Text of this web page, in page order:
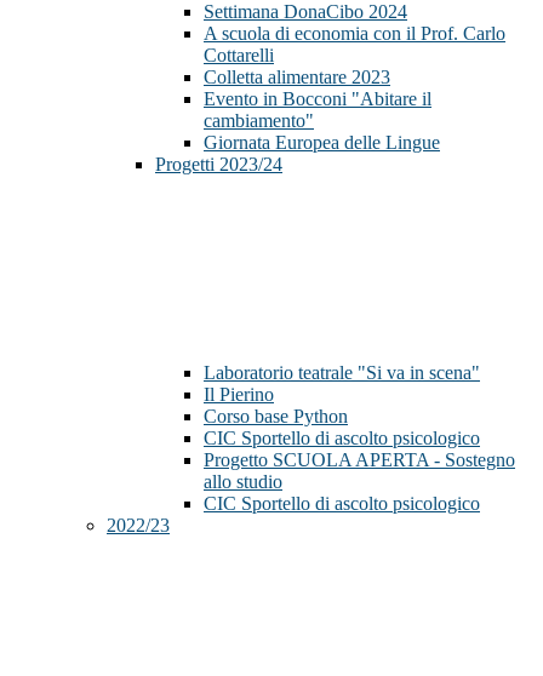
Settimana DonaCibo 2024
A scuola di economia con il Prof. Carlo
Cottarelli
Colletta alimentare 2023
Evento in Bocconi "Abitare il
cambiamento"
Giornata Europea delle Lingue
Progetti 2023/24
Laboratorio teatrale "Si va in scena"
Il Pierino
Corso base Python
CIC Sportello di ascolto psicologico
Progetto SCUOLA APERTA - Sostegno
allo studio
CIC Sportello di ascolto psicologico
2022/23